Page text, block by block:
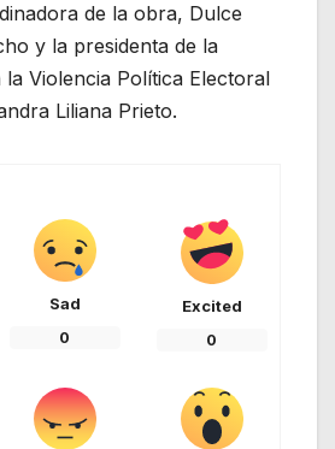
de la obra, Dulce
y la presidenta de la
la Violencia Política Electoral
Liliana Prieto.
Sad
0
Excited
0